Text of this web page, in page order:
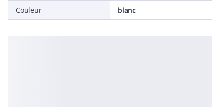
Couleur
blanc